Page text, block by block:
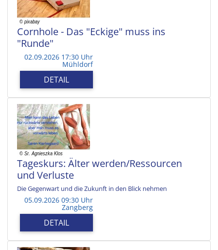
Cornhole - Das "Eckige" muss ins
"Runde"
02.09.2026 17:30 Uhr
Mühldorf
DETAIL
Tageskurs: Älter werden/Ressourcen
und Verluste
Die Gegenwart und die Zukunft in den Blick nehmen
05.09.2026 09:30 Uhr
Zangberg
DETAIL